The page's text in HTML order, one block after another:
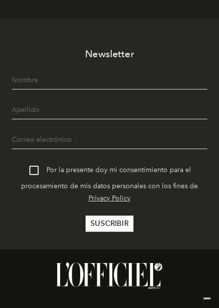
Newsletter
Por la presente doy mi consentimiento para el
procesamiento de mis datos personales con los fines de
Privacy Policy